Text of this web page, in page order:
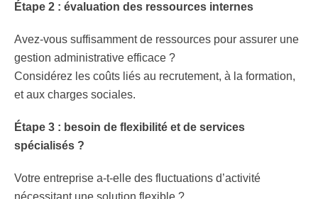
Étape 2 : évaluation des ressources internes
Avez-vous suffisamment de ressources pour assurer une
gestion administrative efficace ?
Considérez les coûts liés au recrutement, à la formation,
et aux charges sociales.
Étape 3 : besoin de flexibilité et de services
spécialisés ?
Votre entreprise a-t-elle des fluctuations d’activité
nécessitant une solution flexible ?